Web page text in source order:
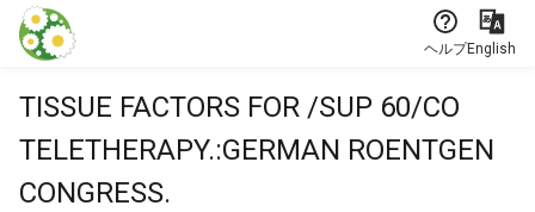
本文に飛ぶ
ヘルプEnglish
TISSUE FACTORS FOR /SUP 60/CO
TELETHERAPY.:GERMAN ROENTGEN
CONGRESS.